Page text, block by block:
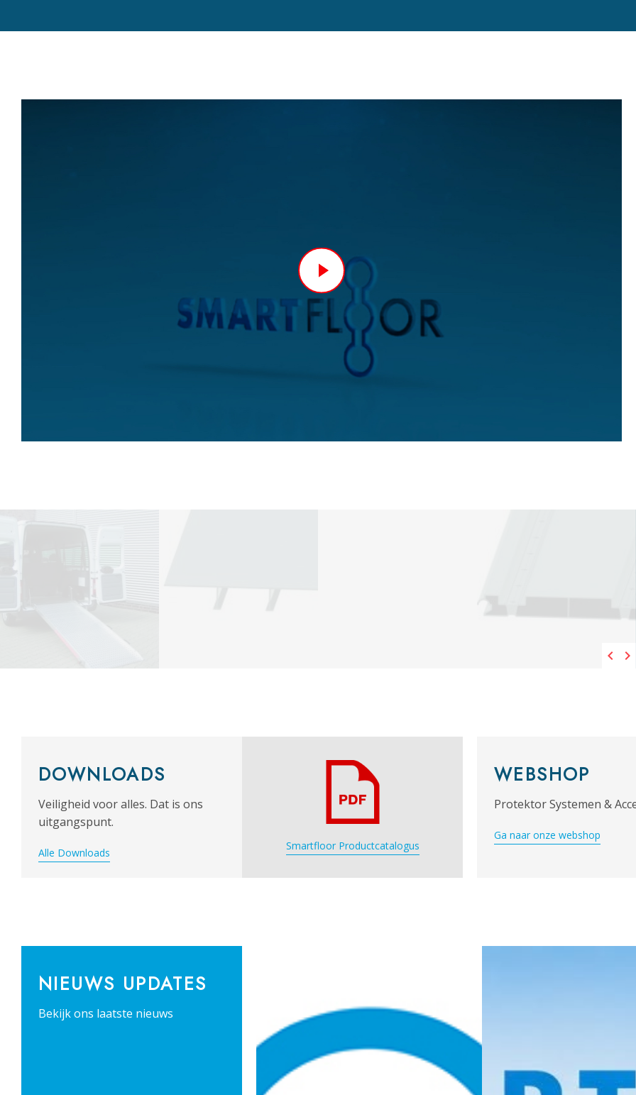
DOWNLOADS
Veiligheid voor alles. Dat is ons
uitgangspunt.
Alle Downloads
Smartfloor Productcatalogus
WEBSHOP
Protektor Systemen &
Ga naar onze webshop
NIEUWS UPDATES
Bekijk ons laatste nieuws